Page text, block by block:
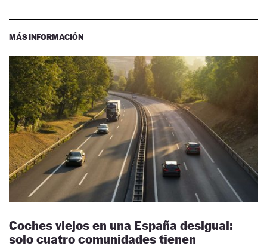
MÁS INFORMACIÓN
Coches viejos en una España desigual:
solo cuatro comunidades tienen